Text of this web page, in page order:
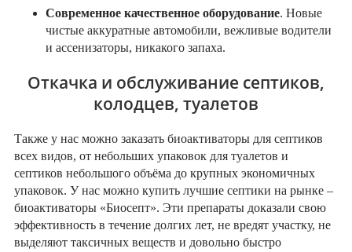
Современное качественное оборудование. Новые
чистые аккуратные автомобили, вежливые водители
и ассенизаторы, никакого запаха.
Откачка и обслуживание септиков,
колодцев, туалетов
Также у нас можно заказать биоактиваторы для септиков
всех видов, от небольших упаковок для туалетов и
септиков небольшого объёма до крупных экономичных
упаковок. У нас можно купить лучшие септики на рынке –
биоактиваторы «Биосепт». Эти препараты доказали свою
эффективность в течение долгих лет, не вредят участку, не
выделяют таксичных веществ и довольно быстро